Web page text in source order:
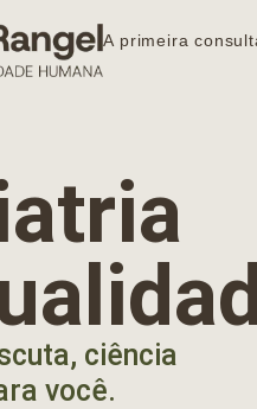
A primeira
ciência
você.